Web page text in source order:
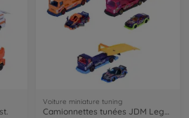
Voiture miniature tuning
Camionnettes tunées JDM Legends, 3 modèles.